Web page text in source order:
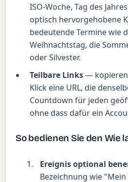
ISO-Woche, Tag des
optisch hervorgehobene
bedeutende Termine wie
Weihnachtstag, die
oder Silvester.
Teilbare Links— kopieren
Klick eine URL, die
Countdown für jeden
ohne dass dafür ein
So bedienen Sie den Wie
Ereignis optional
Bezeichnung wie